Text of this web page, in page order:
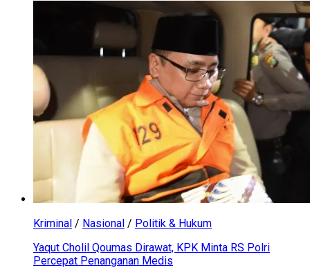
Kriminal / Nasional / Politik & Hukum
Yaqut Cholil Qoumas Dirawat, KPK Minta RS Polri
Percepat Penanganan Medis